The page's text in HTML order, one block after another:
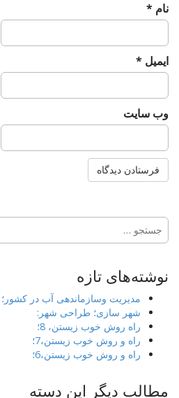
نام *
ایمیل *
وب‌ سایت
جستجو
برای:
نوشته‌های تازه
مدیریت وسازماندهی آب در کشور؛
شهر سازی؛ طراحی شهر:
راه روش خوب زیستن، 8؛
راه و روش خوب زیستن،7؛
راه و روش خوب زیستن،6؛
مطالب دیگر این دسته